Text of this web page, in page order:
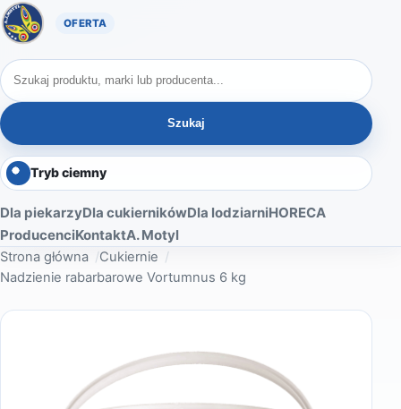
Oferta A. Motyl
Szukaj produktów
Szukaj
Tryb ciemny
Dla piekarzyDla cukiernikówDla lodziarniHORECA
ProducenciKontaktA. Motyl
Strona główna
Cukiernie
Nadzienie rabarbarowe Vortumnus 6 kg